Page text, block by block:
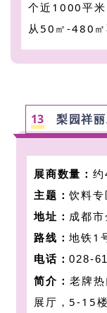
个近1000平
从50㎡-480㎡
13 梨园祥
展商数量：
主题：饮料专
地址： 成都
路线：地铁1
电话：028-
简介：老牌热
展厅，5-15